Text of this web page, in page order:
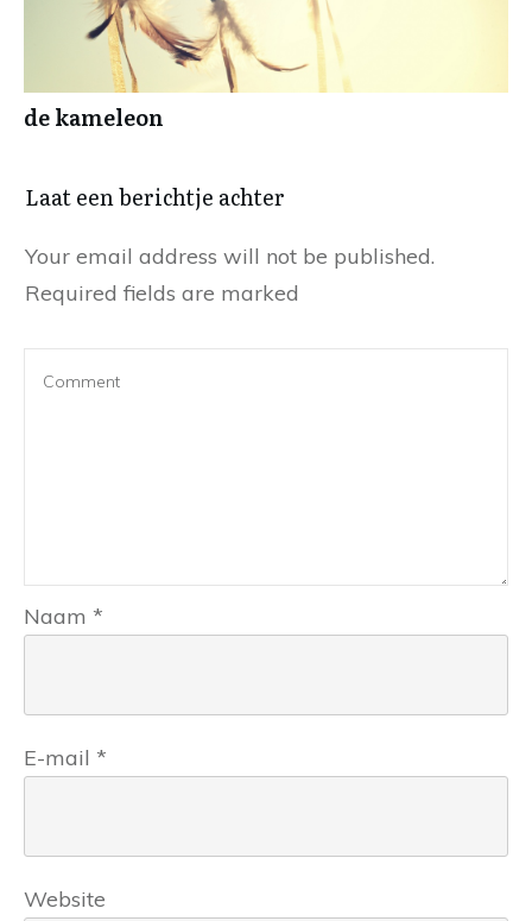
de kameleon
Laat een berichtje achter
Your email address will not be published.
Required fields are marked
Naam *
E-mail *
Website